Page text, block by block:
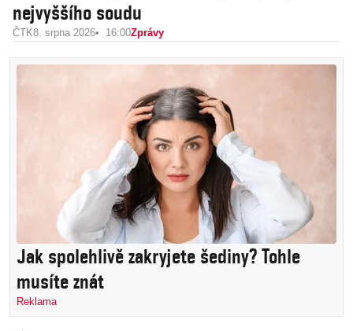
nejvyššího soudu
ČTK8. srpna 2026 16:00Zprávy
Jak spolehlivě zakryjete šediny? Tohle
musíte znát
Reklama